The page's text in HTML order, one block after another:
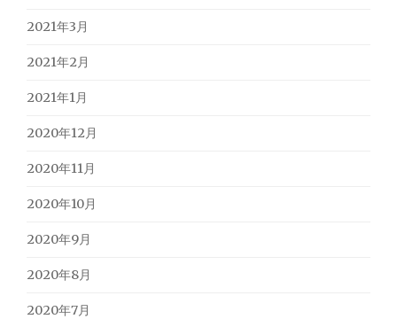
2021年3月
2021年2月
2021年1月
2020年12月
2020年11月
2020年10月
2020年9月
2020年8月
2020年7月